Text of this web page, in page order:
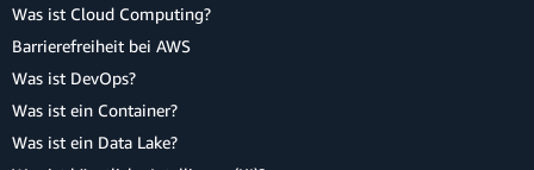
Was ist Cloud Computing?
Barrierefreiheit bei AWS
Was ist DevOps?
Was ist ein Container?
Was ist ein Data Lake?